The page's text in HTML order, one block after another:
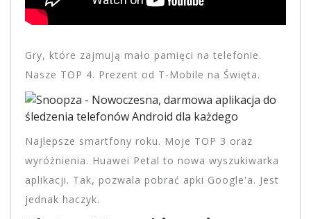
Gry, które zajmują mało pamięci na telefonie.
Nasze TOP 4. Prezent od T-Mobile na Święta.
Najlepsze smartfony roku. Moje TOP 3 oraz
wyróżnienia. Huawei Petal to nowa wyszukiwarka
aplikacji. Tak, pozwala pobrać apki Google'a. Jest
jednak haczyk.